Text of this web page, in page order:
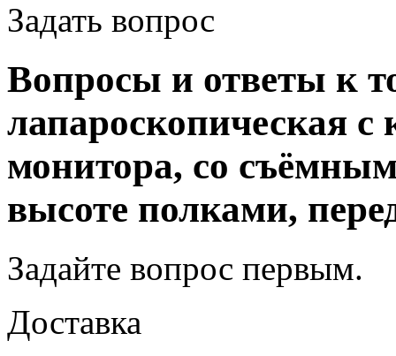
Задать вопрос
Вопросы и ответы к
лапароскопическая
монитора, со
высоте полками,
Задайте вопрос первым.
Доставка